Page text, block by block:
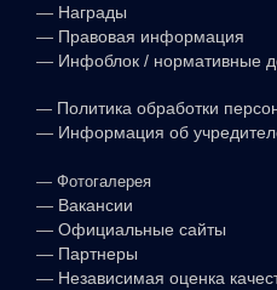
— Награды
— Правовая информация
— Инфоблок / нормативные
— Политика обработки
— Информация об
— Фотогалерея
— Вакансии
— Официальные сайты
— Партнеры
— Независимая оценка